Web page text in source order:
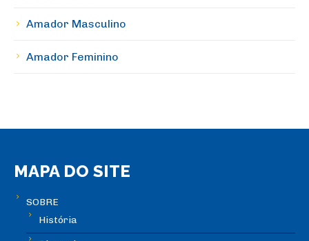
Amador Masculino
Amador Feminino
MAPA DO SITE
SOBRE
História